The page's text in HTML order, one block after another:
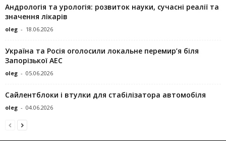
Андрологія та урологія: розвиток науки, сучасні реалії та
значення лікарів
oleg - 18.06.2026
Україна та Росія оголосили локальне перемир’я біля
Запорізької АЕС
oleg - 05.06.2026
Сайлентблоки і втулки для стабілізатора автомобіля
oleg - 04.06.2026